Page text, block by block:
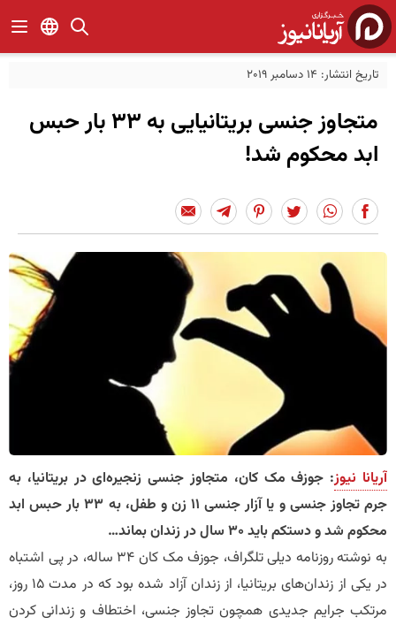
تاریخ انتشار: 14 دسامبر 2019
متجاوز جنسی بریتانیایی به ۳۳ بار حبس
ابد محکوم شد!
آریانا نیوز: جوزف مک کان، متجاوز جنسی زنجیره‌ای در بریتانیا، به
جرم تجاوز جنسی و یا آزار جنسی ۱۱ زن و طفل، به ۳۳ بار حبس ابد
محکوم شد و دستکم باید ۳۰ سال در زندان بماند…
به نوشته روزنامه دیلی تلگراف، جوزف مک کان ۳۴ ساله، در پی اشتباه
در یکی از زندان‌های بریتانیا، از زندان آزاد شده بود که در مدت ۱۵ روز،
مرتکب جرایم جدیدی همچون تجاوز جنسی، اختطاف و زندانی کردن